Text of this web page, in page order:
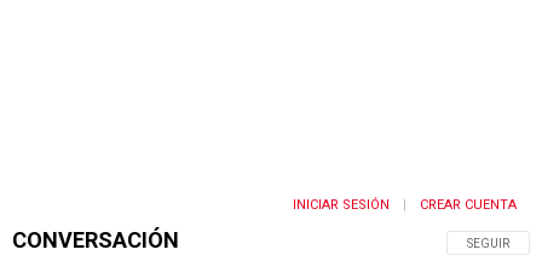
CONVERSACIÓN SIGA ESTA
SEGUIR
INICIAR SESIÓN CREAR CUENTA